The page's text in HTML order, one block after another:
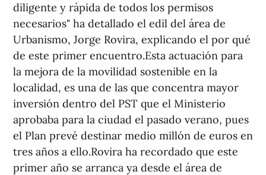
diligente y rápida de todos los permisos
necesarios" ha detallado el edil del área de
Urbanismo, Jorge Rovira, explicando el por qué
de este primer encuentro.Esta actuación para
la mejora de la movilidad sostenible en la
localidad, es una de las que concentra mayor
inversión dentro del PST que el Ministerio
aprobaba para la ciudad el pasado verano, pues
el Plan prevé destinar medio millón de euros en
tres años a ello.Rovira ha recordado que este
primer año se arranca ya desde el área de